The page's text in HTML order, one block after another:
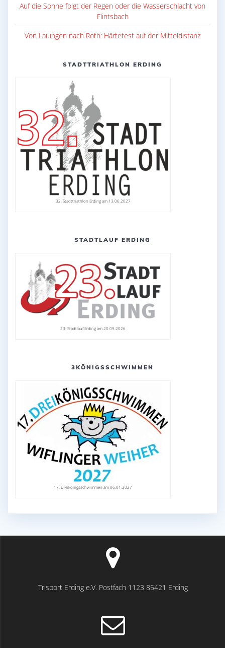
Auf die Sonne folgt der Regen oder die Wasserschlacht von
Flintsbach
Von Lauingen nach Roth: Härtetest auf der Mitteldistanz
STADTTRIATHLON ERDING
32. Stadttriathlon Erding am 13.06.2027
STADTLAUF ERDING
23. Stadtlauf Erding am 20.09.2026
3KÖNIGSSCHWIMMEN
17. Dreikönigsschwimmen am 06.01.2027
Trisport Erding e.V. Postfach 1123 85421 Erding